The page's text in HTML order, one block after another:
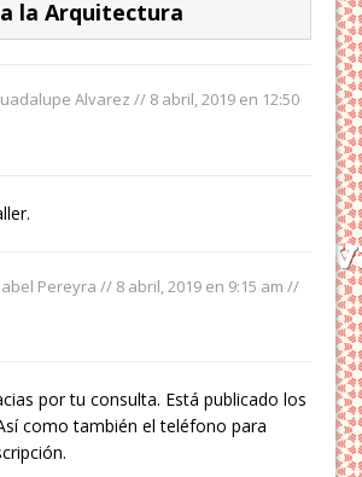
la Arquitectura
Alvarez // 8 abril, 2019 en 12:50
Pereyra // 8 abril, 2019 en 9:15 am //
por tu consulta. Está publicado los
como también el teléfono para